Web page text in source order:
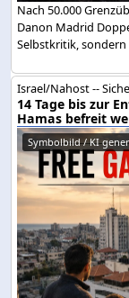
Nach 50.000
Danon Madrid
Selbstkritik, sondern
Israel/Nahost --
14 Tage bis zur
Hamas befreit
Symbolbild / KI